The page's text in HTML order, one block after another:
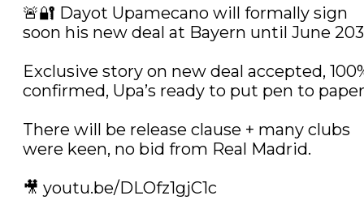
🚨🔐 Dayot Upamecano will formally sign
soon his new deal at Bayern until June
Exclusive story on new deal accepted,
confirmed, Upa’s ready to put pen to
There will be release clause + many clubs
were keen, no bid from Real Madrid.
🎥 youtu.be/DLOfz1gjC1c